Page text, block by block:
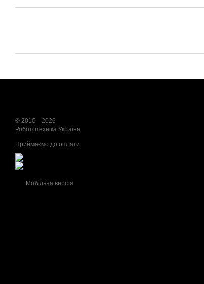
© 2010—2026
Робототехніка Україна
Приймаємо до оплати
Мобільна версія